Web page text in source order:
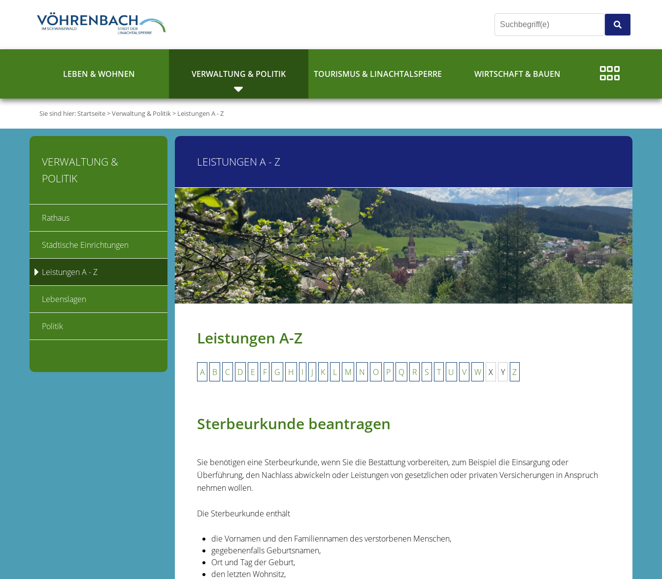
LEBEN & WOHNEN VERWALTUNG & POLITIK TOURISMUS & LINACHTALSPERRE WIRTSCHAFT & BAUEN
Sie sind hier:Startseite>Verwaltung & Politik> Leistungen A - Z
LEISTUNGEN A - Z
Leistungen A-Z
A B C D E F G H I J K L M N O P Q R S T U V W X Y Z
Sterbeurkunde beantragen
Sie benötigen eine Sterbeurkunde, wenn Sie die Bestattung vorbereiten, zum Beispiel die Einsargung oder
Überführung, den Nachlass abwickeln oder Leistungen von gesetzlichen oder privaten Versicherungen in Anspruch
nehmen wollen.
Die Sterbeurkunde enthält
die Vornamen und den Familiennamen des verstorbenen Menschen,
gegebenenfalls Geburtsnamen,
Ort und Tag der Geburt,
den letzten Wohnsitz,
VERWALTUNG &
POLITIK
Rathaus
Städtische Einrichtungen
Leistungen A - Z
Lebenslagen
Politik